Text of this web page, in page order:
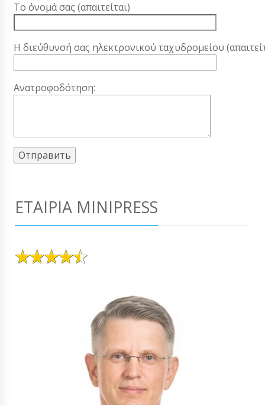
Το όνομά σας (απαιτείται)
Η διεύθυνσή σας ηλεκτρονικού ταχυδρομείου
Ανατροφοδότηση:
ΕΤΑΙΡΊΑ MINIPRESS